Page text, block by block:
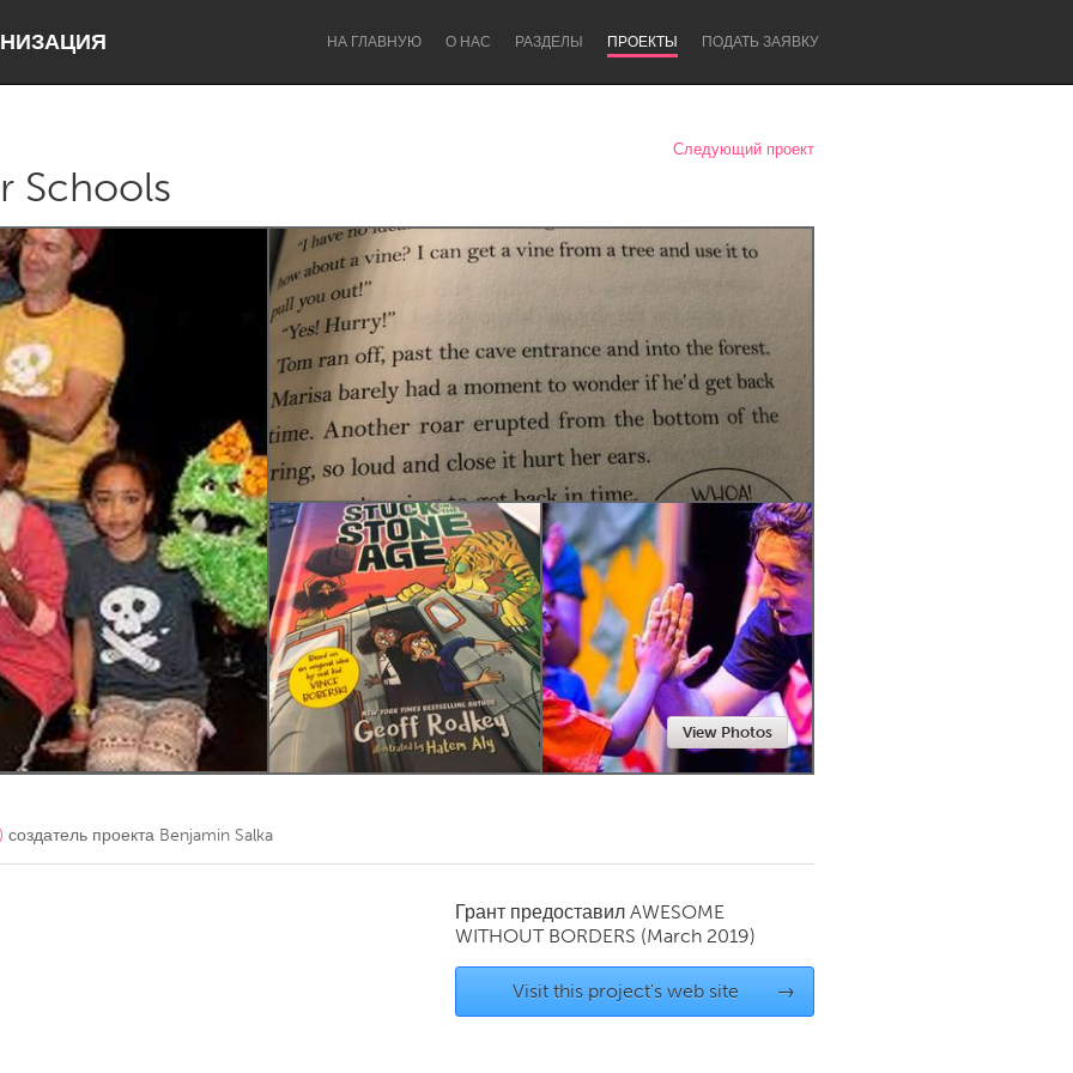
НА ГЛАВНУЮ О НАС РАЗДЕЛЫ ПРОЕКТЫ ПОДАТЬ ЗАЯВКУ
Dragon Dreaming
Lower Hunter
Newcastle
Kitchener-Waterloo New Glasgow
Newmarket
Toronto
Следующий проект
Schools
View Photos
создатель проекта Benjamin Salka
Грант предоставил AWESOME
WITHOUT BORDERS (March 2019)
Visit this project's web site →